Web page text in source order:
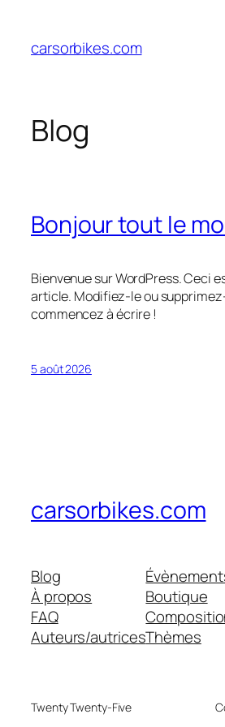
contenu
carsorbikes.com
Blog
Bonjour tout le
Bienvenue sur WordPress. Ceci
article. Modifiez-le ou
commencez à écrire !
5 août 2026
carsorbikes.com
Blog
À propos
FAQ
Auteurs/autrices
Boutique
Thèmes
Twenty Twenty-Five